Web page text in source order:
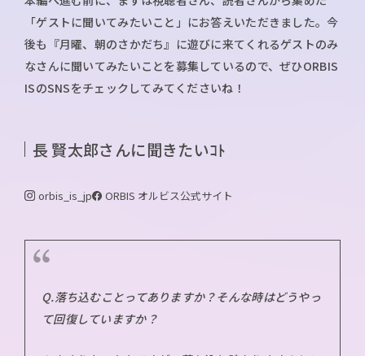
「ゲストに聞いてみたいこと」にお答えいただきました。今
後も『月曜、朝のさかだち』に遊びに来てくれるゲストのみ
なさんに聞いてみたいことを募集しているので、ぜひORBIS
ISのSNSをチェックしてみてくださいね！
長 賢太郎さんに聞きたいｺﾄ
orbis_is_jp ORBIS オルビス公式サイト
Q.落ち込むことってありますか？そんな時はどうやっ
て回復していますか？